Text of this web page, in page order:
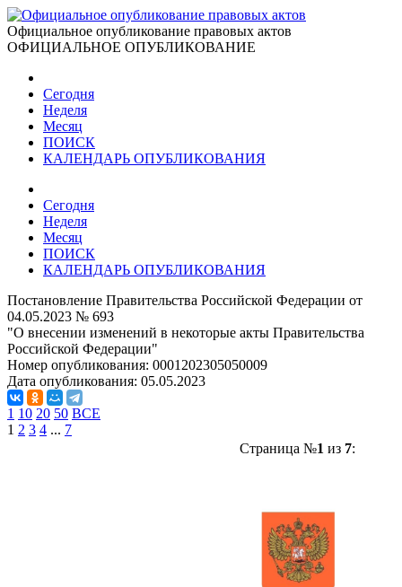
Официальное опубликование правовых актов
ОФИЦИАЛЬНОЕ ОПУБЛИКОВАНИЕ
Сегодня
Неделя
Месяц
ПОИСК
КАЛЕНДАРЬ ОПУБЛИКОВАНИЯ
Сегодня
Неделя
Месяц
ПОИСК
КАЛЕНДАРЬ ОПУБЛИКОВАНИЯ
Постановление Правительства Российской Федерации от
04.05.2023 № 693
"О внесении изменений в некоторые акты Правительства
Российской Федерации"
Номер опубликования: 0001202305050009
Дата опубликования: 05.05.2023
1 10 20 50 ВСЕ
1 2 3 4 ... 7
Страница №1 из 7: